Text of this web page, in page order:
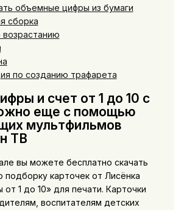
объемные цифры из бумаги
сборка
по созданию трафарета
и счет от 1 до 10 с
еще с помощью
мультфильмов
ТВ
вы можете бесплатно скачать
подборку карточек от Лисёнка
1 до 10» для печати. Карточки
воспитателям детских